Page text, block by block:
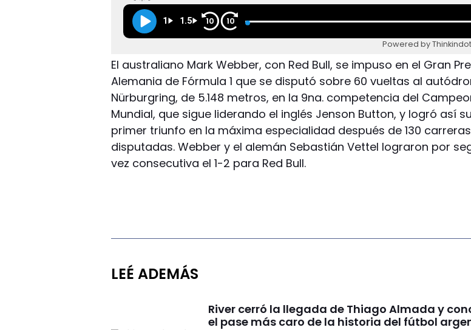
1 1.5 10 10
Powered by
El australiano Mark Webber, con Red Bull, se impuso en el Gran
Alemania de Fórmula 1 que se disputó sobre 60 vueltas al
Nürburgring, de 5.148 metros, en la 9na. competencia del
Mundial, que sigue liderando el inglés Jenson Button, y logró así su
primer triunfo en la máxima especialidad después de 130 carreras
disputadas. Webber y el alemán Sebastián Vettel lograron por
vez consecutiva el 1-2 para Red Bull.
LEÉ ADEMÁS
River cerró la llegada de Thiago Almada y
el pase más caro de la historia del fútbol